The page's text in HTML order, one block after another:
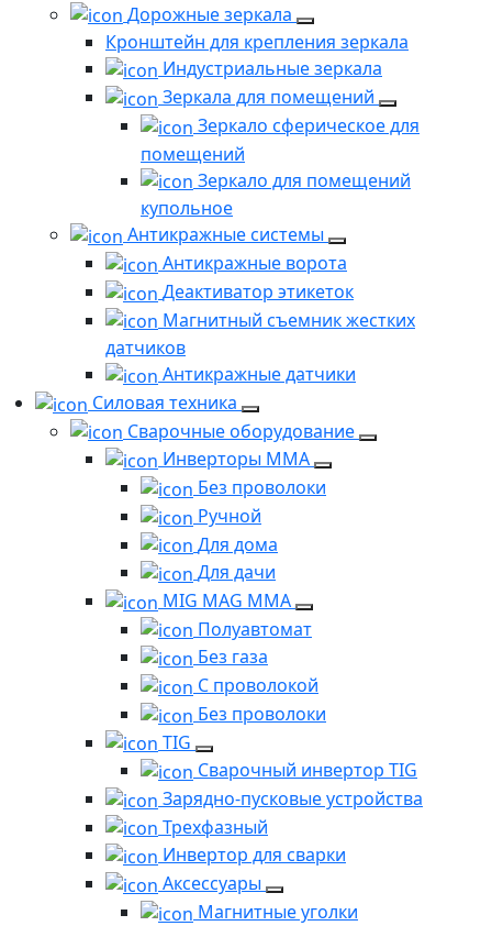
Дорожные зеркала
Кронштейн для крепления зеркала
Индустриальные зеркала
Зеркала для помещений
Зеркало сферическое для
помещений
Зеркало для помещений
купольное
Антикражные системы
Антикражные ворота
Деактиватор этикеток
Магнитный съемник жестких
датчиков
Антикражные датчики
Силовая техника
Сварочные оборудование
Инверторы ММА
Без проволоки
Ручной
Для дома
Для дачи
MIG MAG MMA
Полуавтомат
Без газа
С проволокой
Без проволоки
TIG
Сварочный инвертор TIG
Зарядно-пусковые устройства
Трехфазный
Инвертор для сварки
Аксессуары
Магнитные уголки